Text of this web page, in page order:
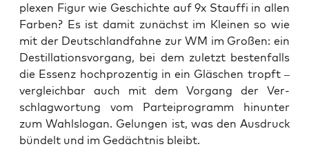
ple­xen Figur wie Geschich­te auf 9x Stauf­fi in allen
Far­ben? Es ist damit zunächst im Klei­nen so wie
mit der Deutsch­land­fah­ne zur WM im Gro­ßen: ein
Destil­la­ti­ons­vor­gang, bei dem zuletzt bes­ten­falls
die Essenz hoch­pro­zen­tig in ein Gläs­chen tropft –
ver­gleich­bar auch mit dem Vor­gang der Ver­
schlag­wor­tung vom Par­tei­pro­gramm hin­un­ter
zum Wahl­slo­gan. Gelun­gen ist, was den Aus­druck
bün­delt und im Gedächt­nis bleibt.